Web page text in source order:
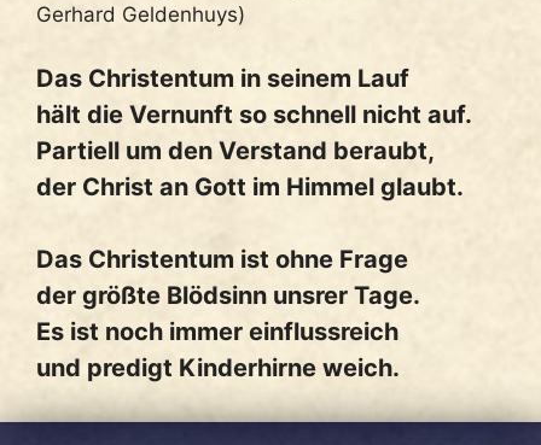
Gerhard Geldenhuys)
Das Christentum in seinem Lauf
hält die Vernunft so schnell nicht auf.
Partiell um den Verstand beraubt,
der Christ an Gott im Himmel glaubt.
Das Christentum ist ohne Frage
der größte Blödsinn unsrer Tage.
Es ist noch immer einflussreich
und predigt Kinderhirne weich.